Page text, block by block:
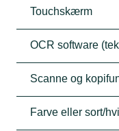
Touchskærm
OCR software
Scanne og
Farve eller sort/